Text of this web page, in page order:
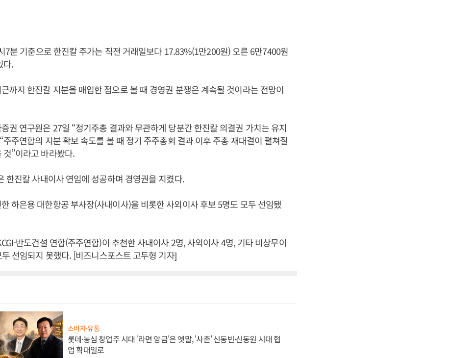
7분 기준으로 한진칼 주가는 직전 거래일보다 17.83%(1만200원) 오른 6만7400원
다.
까지 한진칼 지분을 매입한 점으로 볼 때 경영권 분쟁은 계속될 것이라는 전망이
권 연구원은 27일 “정기주총 결과와 무관하게 당분간 한진칼 의결권 가치는 유지
주주연합의 지분 확보 속도를 볼 때 정기 주주총회 결과 이후 주총 재대결이 펼쳐질
것”이라고 바라봤다.
한진칼 사내이사 연임에 성공하며 경영권을 지켰다.
하은용 대한항공 부사장(사내이사)을 비롯한 사외이사 후보 5명도 모두 선임됐
반도건설 연합(주주연합)이 추천한 사내이사 2명, 사외이사 4명, 기타 비상무이
선임되지 못했다. [비즈니스포스트 고두형 기자]
소비자·유통
롯데·농심 창업주 시대 '라면 앙금'은 옛말, '사촌' 신동빈·신동원 시대 협
업 확대일로